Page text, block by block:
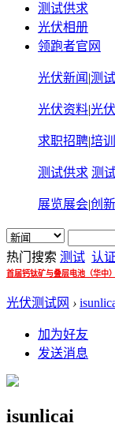
测试供求
光伏相册
领跑者官网
光伏新闻 |测
光伏资料|光
求职招聘|培
测试供求 测
展览展会|创
热门搜索 测试 认证
首届钙钛矿与叠层电池（华中
光伏测试网 ›
加为好友
发送消息
isunlicai